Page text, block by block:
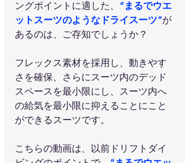
ングポイントに適した、 “まるでウエ
ットスーツのようなドライスーツ”が
あるのは、ご存知でしょうか？
フレックス素材を採用し、動きやす
さを確保、さらにスーツ内のデッド
スペースを最小限にし、スーツ内へ
の給気を最小限に抑えることにこと
ができるスーツです。
こちらの動画は、以前ドリフトダイ